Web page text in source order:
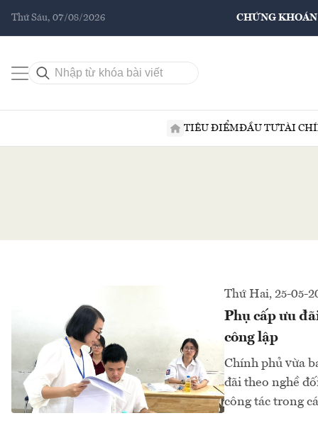
Thứ Sáu, 07/08/2026 CHỨNG KHOÁN
TIÊU ĐIỂMĐẦU TƯTÀI
Thứ Hai, 25-05-
Phụ cấp ưu
công lập
Chính phủ vừa
đãi theo nghề
công tác trong